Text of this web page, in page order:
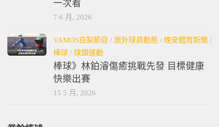
一次看
7 6 月, 2026
VAMOS自製節目 / 旅外球員動態 / 晚安體育新聞 /
棒球 / 球類運動
棒球》林鉑濬傷癒挑戰先發 目標健康
快樂出賽
15 5 月, 2026